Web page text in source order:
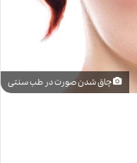
چاق شدن صورت در طب سنتی